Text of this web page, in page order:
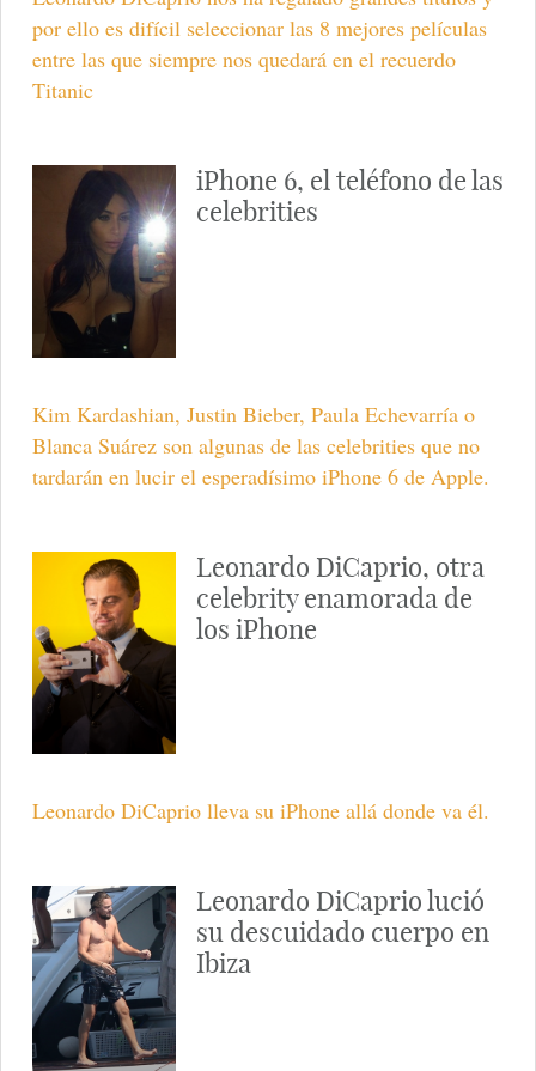
por ello es difícil seleccionar las 8 mejores películas
entre las que siempre nos quedará en el recuerdo
Titanic
iPhone 6, el teléfono de las
celebrities
Kim Kardashian, Justin Bieber, Paula Echevarría o
Blanca Suárez son algunas de las celebrities que no
tardarán en lucir el esperadísimo iPhone 6 de Apple.
Leonardo DiCaprio, otra
celebrity enamorada de
los iPhone
Leonardo DiCaprio lleva su iPhone allá donde va él.
Leonardo DiCaprio lució
su descuidado cuerpo en
Ibiza